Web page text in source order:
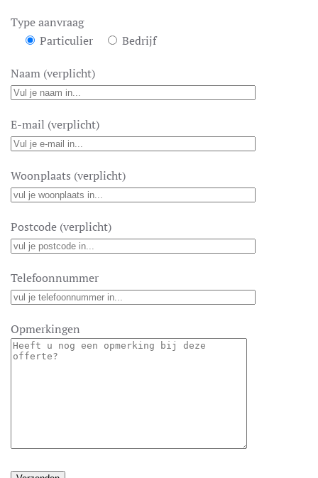
Type aanvraag
Particulier
Bedrijf
Naam (verplicht)
E-mail (verplicht)
Woonplaats (verplicht)
Postcode (verplicht)
Telefoonnummer
Opmerkingen